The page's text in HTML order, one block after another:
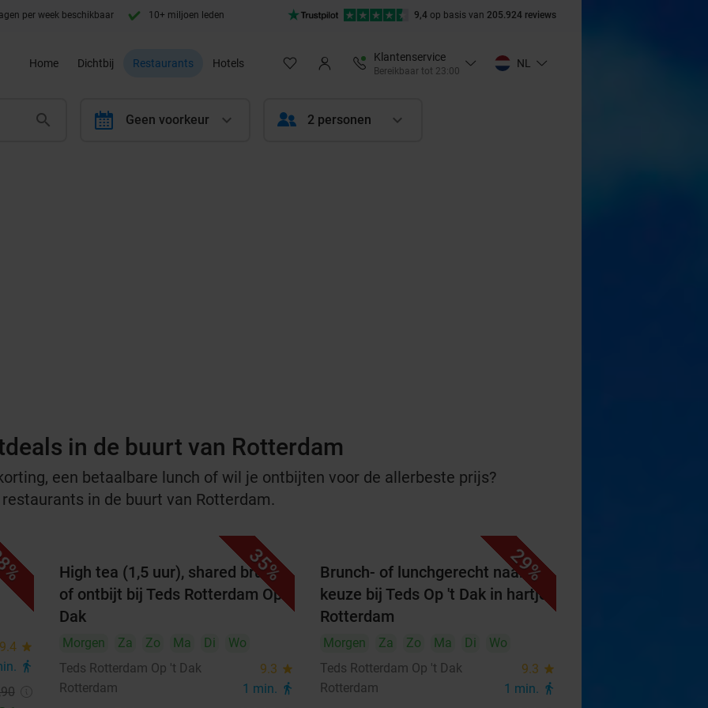
per week beschikbaar 10+ miljoen leden 9,4 op basis van 205.924 reviews
Home Dichtbij Restaurants Hotels
Klantenservice
Bereikbaar tot 23:00
NL
calendar Geen voorkeur 2 personen
in de buurt van Rotterdam
een betaalbare lunch of wil je ontbijten voor de allerbeste prijs?
in de buurt van Rotterdam.
9.4 star
directions_walk
35%
High tea (1,5 uur), shared brunch
of ontbijt bij Teds Rotterdam Op 't
Dak
Morgen Za Zo Ma Di
Wo
Teds Rotterdam Op 't Dak
9.3 star
Rotterdam 1 min. directions_walk
29%
Brunch- of lunchgerecht naar
keuze bij Teds Op 't Dak in hartje
Rotterdam
Morgen Za Zo Ma Di
Wo
Teds Rotterdam Op 't Dak
9.3 star
Rotterdam 1 min. directions_walk